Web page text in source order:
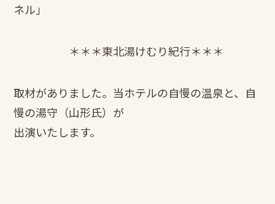
ネル」
＊＊＊東北湯けむり紀行＊＊＊
取材がありました。当ホテルの自慢の温泉と、自
慢の湯守（山形氏）が
出演いたします。